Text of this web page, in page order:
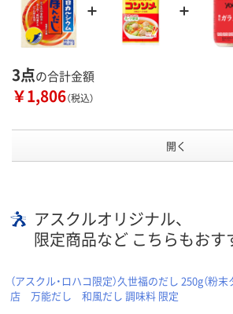
3点の合計金額
￥1,806（税込）
開く
アスクルオリジナル、
限定商品など こちらもおす
（アスクル・ロハコ限定）久世福のだし 250g（粉
店 万能だし 和風だし 調味料 限定